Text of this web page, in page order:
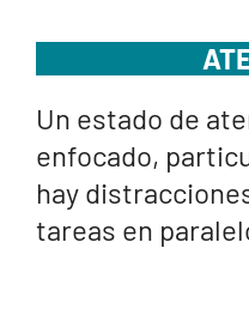
Un estado de
enfocado,
hay
tareas en